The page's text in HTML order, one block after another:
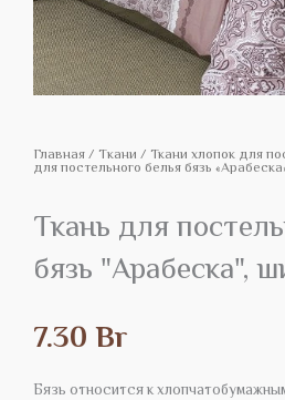
Главная / Tкани / Ткани хлопок для
для постельного белья бязь
Ткань для
бязь "Арабеска",
7.30 Br
Бязь относится к